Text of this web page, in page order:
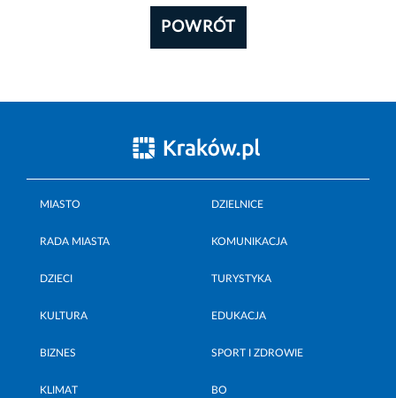
POWRÓT
MIASTO DZIELNICE
RADA MIASTA KOMUNIKACJA
DZIECI TURYSTYKA
KULTURA EDUKACJA
BIZNES SPORT I ZDROWIE
KLIMAT BO